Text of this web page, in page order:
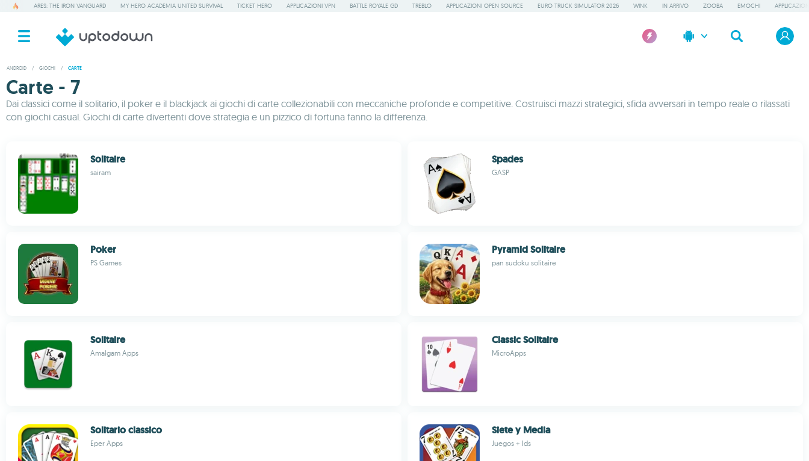
ARES: THE IRON VANGUARD MY HERO ACADEMIA UNITED SURVIVAL TICKET HERO APPLICAZIONI VPN BATTLE ROYALE GD TREBLO APPLICAZIONI OPEN SOURCE EURO TRUCK SIMULATOR 2026 WINK IN ARRIVO ZOOBA EMOCHI
ANDROID / GIOCHI / CARTE
Carte - 7
Dai classici come il solitario, il poker e il blackjack ai giochi di carte collezionabili con meccaniche profonde e competitive. Costruisci mazzi strategici, sfida avversari in tempo reale o rilassati
con giochi casual. Giochi di carte divertenti dove strategia e un pizzico di fortuna fanno la differenza.
Solitaire
sairam
Spades
GASP
Poker
PS Games
Pyramid Solitaire
pan sudoku solitaire
Solitaire
Amalgam Apps
Classic Solitaire
MicroApps
Solitario classico
Eper Apps
Siete y Media
Juegos + Ids